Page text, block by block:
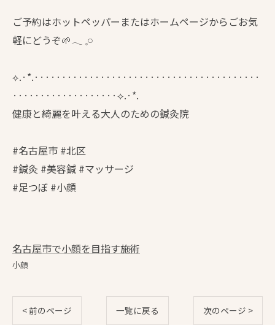
ご予約はホットペッパーまたはホームページからごお気
軽にどうぞ🌱𓂃 𓈒𓏸
⟡.·*.·········································
···················⟡.·*.
健康と綺麗を叶える大人のための鍼灸院
#名古屋市 #北区
#鍼灸 #美容鍼 #マッサージ
#足つぼ #小顔
名古屋市で小顔を目指す施術
小顔
< 前のページ 一覧に戻る 次のページ >